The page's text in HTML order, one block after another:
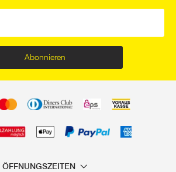
Abonnieren
ÖFFNUNGSZEITEN